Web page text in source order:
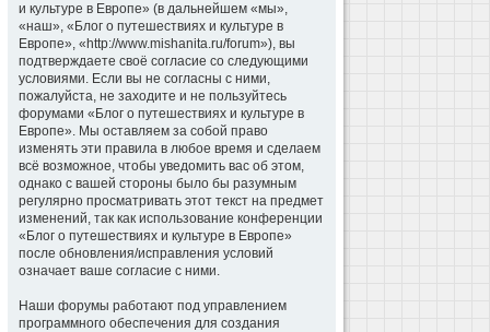
и культуре в Европе» (в дальнейшем «мы»,
«наш», «Блог о путешествиях и культуре в
Европе», «http://www.mishanita.ru/forum»), вы
подтверждаете своё согласие со следующими
условиями. Если вы не согласны с ними,
пожалуйста, не заходите и не пользуйтесь
форумами «Блог о путешествиях и культуре в
Европе». Мы оставляем за собой право
изменять эти правила в любое время и сделаем
всё возможное, чтобы уведомить вас об этом,
однако с вашей стороны было бы разумным
регулярно просматривать этот текст на предмет
изменений, так как использование конференции
«Блог о путешествиях и культуре в Европе»
после обновления/исправления условий
означает ваше согласие с ними.
Наши форумы работают под управлением
программного обеспечения для создания